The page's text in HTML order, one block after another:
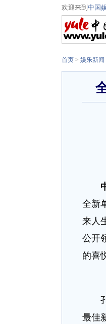
欢迎来到 中国
首页 > 娱乐新闻
全新
来人
公开
的喜
孔
最佳